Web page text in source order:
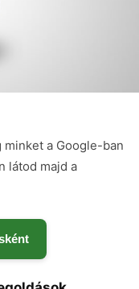
a Google-ban
látod majd a